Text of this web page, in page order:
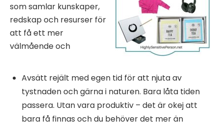
Avsätt rejält med egen tid för att njuta av
tystnaden och gärna i naturen. Bara låta tiden
passera. Utan vara produktiv – det är okej att
bara få finnas och du behöver det mer än
som samlar kunskaper,
redskap och resurser för
att få ett mer
välmående och